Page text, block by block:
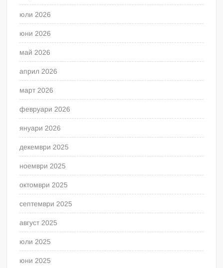
юли 2026
юни 2026
май 2026
април 2026
март 2026
февруари 2026
януари 2026
декември 2025
ноември 2025
октомври 2025
септември 2025
август 2025
юли 2025
юни 2025